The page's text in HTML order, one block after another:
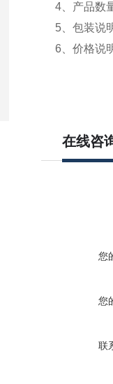
4、产品数
5、包装说
6、价格说
在线咨
您
您
联